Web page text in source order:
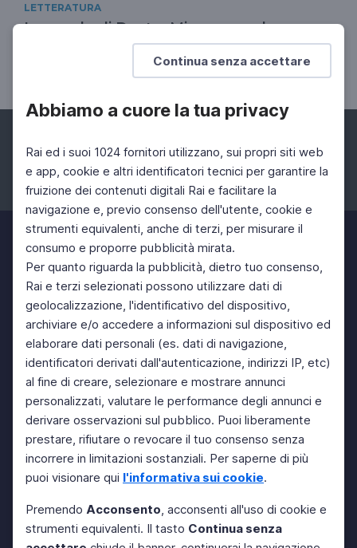
Continua senza accettare
Abbiamo a cuore la tua privacy
Rai ed i suoi 1024 fornitori utilizzano, sui propri siti web
e app, cookie e altri identificatori tecnici per garantire la
fruizione dei contenuti digitali Rai e facilitare la
navigazione e, previo consenso dell'utente, cookie e
strumenti equivalenti, anche di terzi, per misurare il
consumo e proporre pubblicità mirata.
Per quanto riguarda la pubblicità, dietro tuo consenso,
Rai e terzi selezionati possono utilizzare dati di
geolocalizzazione, l'identificativo del dispositivo,
archiviare e/o accedere a informazioni sul dispositivo ed
elaborare dati personali (es. dati di navigazione,
identificatori derivati dall'autenticazione, indirizzi IP, etc)
al fine di creare, selezionare e mostrare annunci
personalizzati, valutare le performance degli annunci e
derivare osservazioni sul pubblico. Puoi liberamente
prestare, rifiutare o revocare il tuo consenso senza
incorrere in limitazioni sostanziali. Per saperne di più
puoi visionare qui l'informativa sui cookie.
Premendo Acconsento, acconsenti all'uso di cookie e
strumenti equivalenti. Il tasto Continua senza
LETTERATURA
Le parole di Dante: Mirra secondo
Claudio Marazzini
In collaborazione con l'Accademia della Crusca
Facebook Instagram Twitter